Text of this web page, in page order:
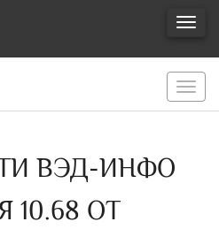
ВЭД-ИНФО
10.68 ОТ